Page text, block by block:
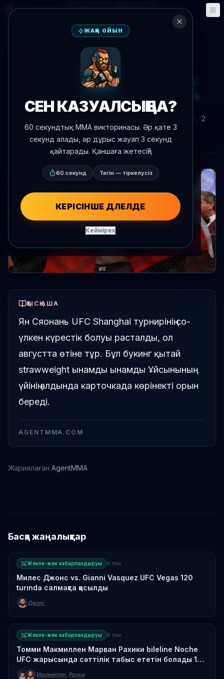
🎮 Фэнтези 📅 Оқиғалар
Жаңалықтарға оралу
Жекпе-жек хабарландыруы
Ян Сяонань әзу жасалды UFC
, 16:22
AgentMMA.com
ҚЫСҚАША
Ян Сяонань UFC Shanghai турнирінің со-
үлкен күрестік болуы расталды, ол
августта өтіне тұр. Бұл букинг қытай
strawweight ынамды ынамды Ұйсынының
үйінің алдында карточкада көрінекті орын
береді.
AGENTMMA.COM
Жариялаған AgentMMA
Басқа жаңалықтар
Жекпе-жек хабарландыруы 8 там.
Милес Джонс vs. Gianni Vasquez UFC Vegas 120
turında салмақта қосылды
Джонс
Жекпе-жек хабарландыруы 8 там.
Томми Макмиллен Марван Рахики bileline Noche
UFC жарысындa сəттілік табыс ететін болады 12
қыркүйегінде
Макмиллен Раики
ЖАҢА ОЙЫН
СЕН КАЗУАЛСЫҢ БА?
60 секундтық MMA викторинасы. Әр қате 3
секунд алады, әр дұрыс жауап 3 секунд
қайтарады. Қаншаға жетесің?
60 секунд Тегін — тіркелусіз
КЕРІСІНШЕ ДӘЛЕЛДЕ
Кейінірек